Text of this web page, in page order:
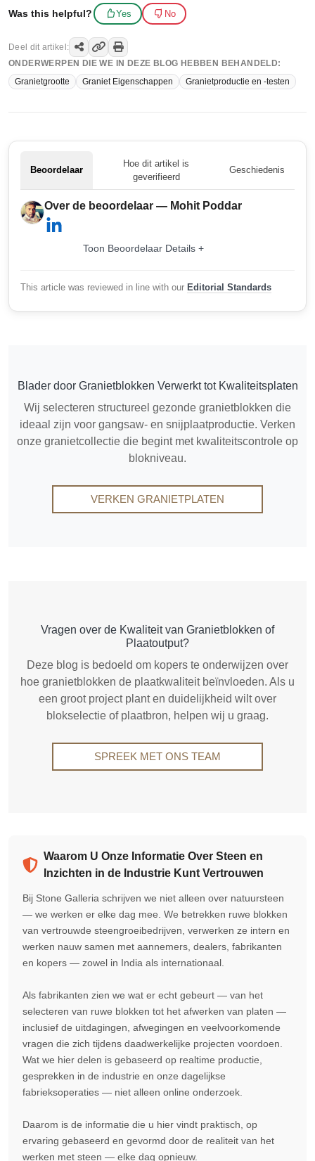
Was this helpful? Yes No
Deel dit artikel:
ONDERWERPEN DIE WE IN DEZE BLOG HEBBEN BEHANDELD:
Granietgrootte
Graniet Eigenschappen Granietproductie en -testen
Beoordelaar
Hoe dit artikel is
geverifieerd
Geschiedenis
Over de beoordelaar — Mohit Poddar
Toon Beoordelaar Details +
This article was reviewed in line with our Editorial Standards
Blader door Granietblokken Verwerkt tot Kwaliteitsplaten
Wij selecteren structureel gezonde granietblokken die
ideaal zijn voor gangsaw- en snijplaatproductie. Verken
onze granietcollectie die begint met kwaliteitscontrole op
blokniveau.
VERKEN GRANIETPLATEN
Vragen over de Kwaliteit van Granietblokken of
Plaatoutput?
Deze blog is bedoeld om kopers te onderwijzen over
hoe granietblokken de plaatkwaliteit beïnvloeden. Als u
een groot project plant en duidelijkheid wilt over
blokselectie of plaatbron, helpen wij u graag.
SPREEK MET ONS TEAM
Waarom U Onze Informatie Over Steen en
Inzichten in de Industrie Kunt Vertrouwen
Bij Stone Galleria schrijven we niet alleen over natuursteen
— we werken er elke dag mee. We betrekken ruwe blokken
van vertrouwde steengroeibedrijven, verwerken ze intern en
werken nauw samen met aannemers, dealers, fabrikanten
en kopers — zowel in India als internationaal.
Als fabrikanten zien we wat er echt gebeurt — van het
selecteren van ruwe blokken tot het afwerken van platen —
inclusief de uitdagingen, afwegingen en veelvoorkomende
vragen die zich tijdens daadwerkelijke projecten voordoen.
Wat we hier delen is gebaseerd op realtime productie,
gesprekken in de industrie en onze dagelijkse
fabrieksoperaties — niet alleen online onderzoek.
Daarom is de informatie die u hier vindt praktisch, op
ervaring gebaseerd en gevormd door de realiteit van het
werken met steen — elke dag opnieuw.